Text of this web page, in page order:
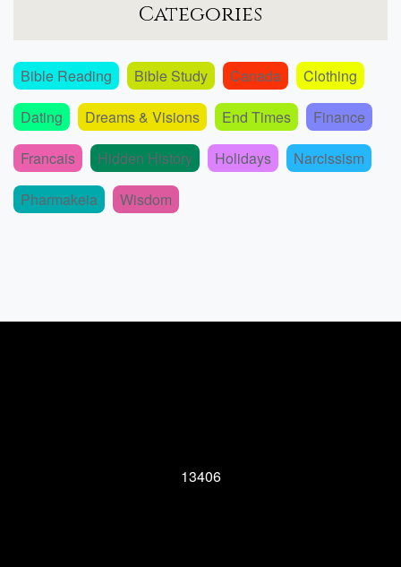
Categories
Bible Reading Bible Study Canada
Clothing
Dating
Dreams & Visions End Times
Finance
Francais
Hidden History Holidays
Narcissism
Pharmakeia
Wisdom
13406